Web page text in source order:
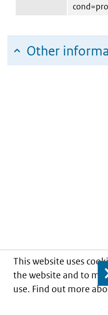
This website uses
the website and to
use. Find out more
Other